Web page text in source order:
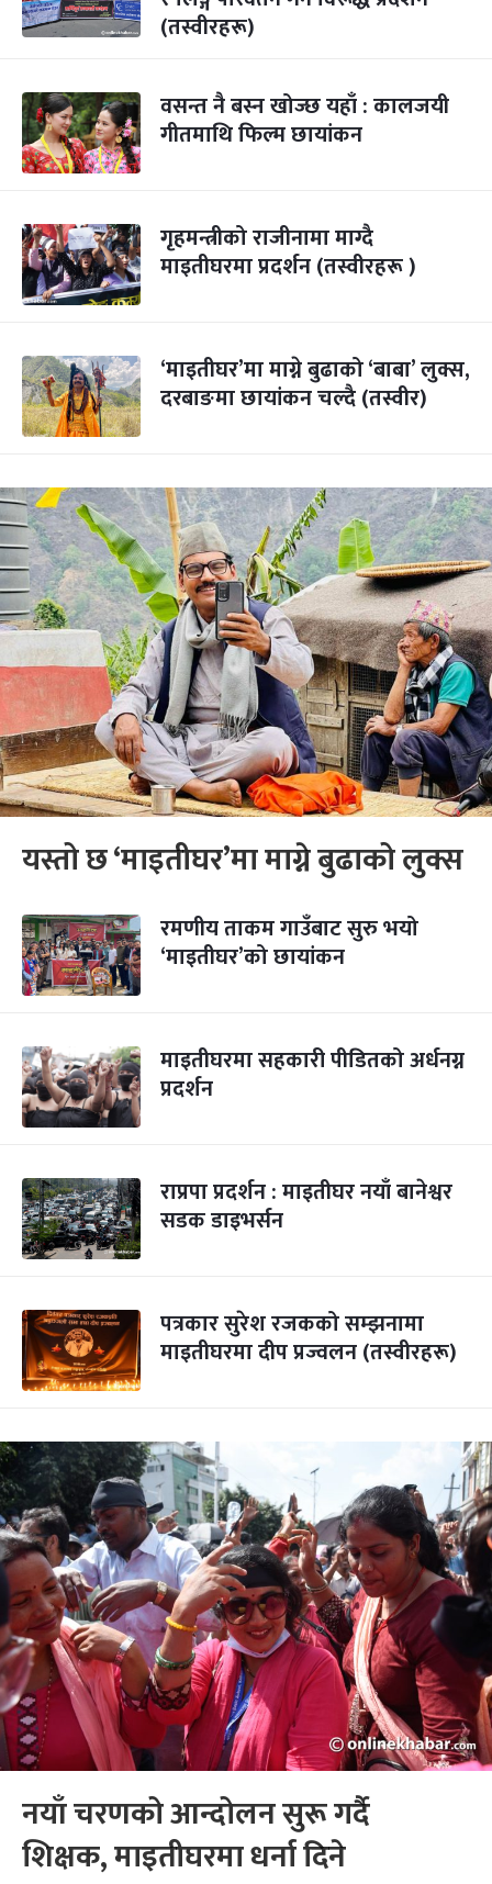
(तस्वीरहरू)
वसन्त नै बस्न खोज्छ यहाँ : कालजयी
गीतमाथि फिल्म छायांकन
गृहमन्त्रीको राजीनामा माग्दै
माइतीघरमा प्रदर्शन (तस्वीरहरू )
‘माइतीघर’मा माग्ने बुढाको ‘बाबा’ लुक्स,
दरबाङमा छायांकन चल्दै (तस्वीर)
यस्तो छ ‘माइतीघर’मा माग्ने बुढाको लुक्स
रमणीय ताकम गाउँबाट सुरु भयो
‘माइतीघर’को छायांकन
माइतीघरमा सहकारी पीडितको अर्धनग्न
प्रदर्शन
राप्रपा प्रदर्शन : माइतीघर नयाँ बानेश्वर
सडक डाइभर्सन
पत्रकार सुरेश रजकको सम्झनामा
माइतीघरमा दीप प्रज्वलन (तस्वीरहरू)
नयाँ चरणको आन्दोलन सुरू गर्दै
शिक्षक, माइतीघरमा धर्ना दिने